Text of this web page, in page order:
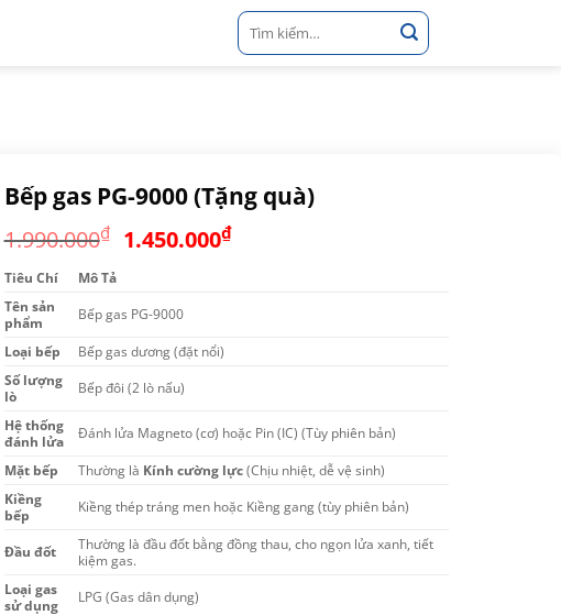
Tìm
kiếm:
Bếp gas PG-9000 (Tặng quà)
1.990.000₫ Giá
1.990.000₫.
1.450.000₫Giá
Tiêu Chí
Mô Tả
Tên sản
phẩm
Bếp gas PG-9000
Loại bếp
Bếp gas dương (đặt nổi)
Số lượng
lò
Bếp đôi (2 lò nấu)
Hệ thống
đánh lửa
Đánh lửa Magneto (cơ) hoặc Pin (IC) (Tùy phiên bản)
Mặt bếp Thường là Kính cường lực(Chịu nhiệt, dễ vệ sinh)
Kiềng
bếp
Kiềng thép tráng men hoặc Kiềng gang (tùy phiên bản)
Đầu đốt
Thường là đầu đốt bằng đồng thau, cho ngọn lửa xanh, tiết
kiệm gas.
Loại gas
sử dụng
LPG (Gas dân dụng)